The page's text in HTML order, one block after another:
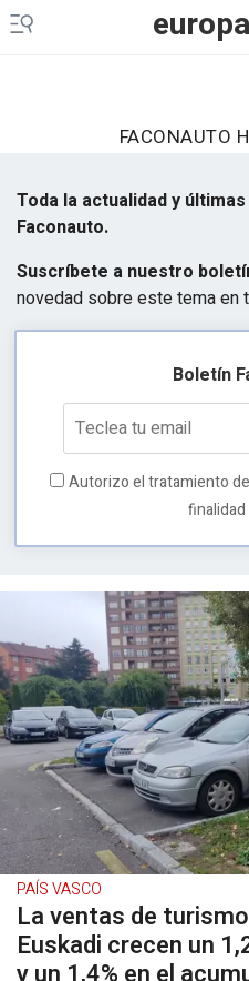
europa
FACONAUTO
Toda la actualidad y
Faconauto.
Suscríbete a nuestro
novedad sobre este tema en
Boletín
Autorizo el tratamiento
finalidad
PAÍS VASCO
La ventas de
Euskadi crecen un